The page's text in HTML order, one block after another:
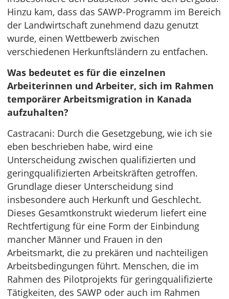
Hinzu kam, dass das SAWP-Programm im Bereich
der Landwirtschaft zunehmend dazu genutzt
wurde, einen Wettbewerb zwischen
verschiedenen Herkunftsländern zu entfachen.
Was bedeutet es für die einzelnen
Arbeiterinnen und Arbeiter, sich im Rahmen
temporärer Arbeitsmigration in Kanada
aufzuhalten?
Castracani: Durch die Gesetzgebung, wie ich sie
eben beschrieben habe, wird eine
Unterscheidung zwischen qualifizierten und
geringqualifizierten Arbeitskräften getroffen.
Grundlage dieser Unterscheidung sind
insbesondere auch Herkunft und Geschlecht.
Dieses Gesamtkonstrukt wiederum liefert eine
Rechtfertigung für eine Form der Einbindung
mancher Männer und Frauen in den
Arbeitsmarkt, die zu prekären und nachteiligen
Arbeitsbedingungen führt. Menschen, die im
Rahmen des Pilotprojekts für geringqualifizierte
Tätigkeiten, des SAWP oder auch im Rahmen